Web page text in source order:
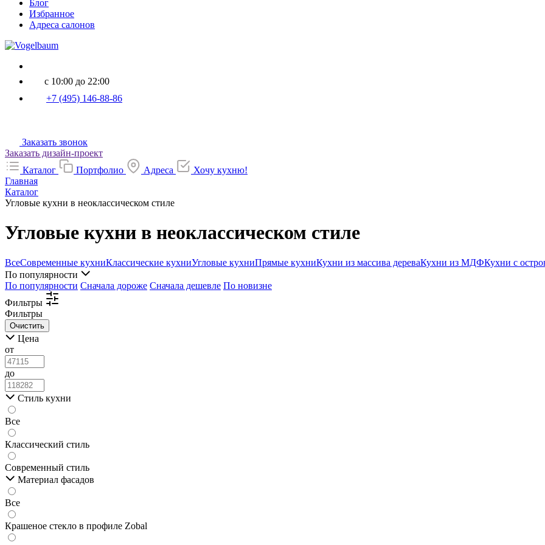
Блог
Избранное
Адреса салонов
с 10:00 до 22:00
+7 (495) 146-88-86
Заказать звонок
Заказать дизайн-проект
Каталог
Портфолио Адреса
Хочу кухню!
Главная
Каталог
Угловые кухни в неоклассическом стиле
Угловые кухни в неоклассическом стиле
ВсеСовременные кухниКлассические кухниУгловые кухниПрямые кухниКухни из массива дереваКухни из МДФКухни с
По популярности
По популярности Сначала дороже Сначала дешевле По новизне
Фильтры
Фильтры
Цена
от
до
Стиль кухни
Все
Классический стиль
Современный стиль
Материал фасадов
Все
Крашеное стекло в профиле Zobal